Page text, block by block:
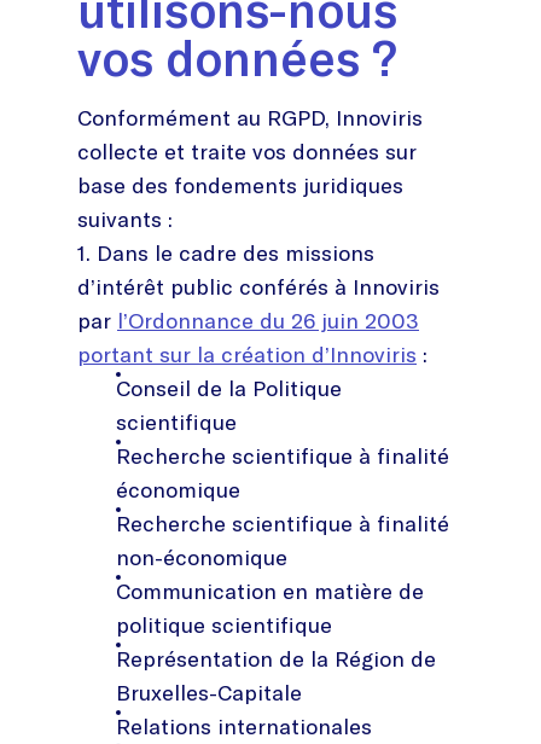
vos données ?
Conformément au RGPD, Innoviris
collecte et traite vos données sur
base des fondements juridiques
suivants :
1. Dans le cadre des missions
d’intérêt public conférés à Innoviris
par l’Ordonnance du 26 juin 2003
portant sur la création d’Innoviris :
Conseil de la Politique
scientifique
Recherche scientifique à finalité
économique
Recherche scientifique à finalité
non-économique
Communication en matière de
politique scientifique
Représentation de la Région de
Bruxelles-Capitale
Relations internationales